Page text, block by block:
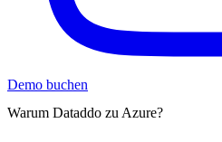
Demo buchen
Warum Dataddo zu Azure?